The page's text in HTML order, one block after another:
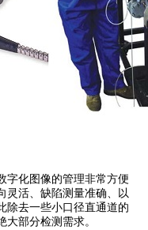
字化图像的管理非常方便
灵活、缺陷测量准确、以
除去一些小口径直通道的
部分检测需求。